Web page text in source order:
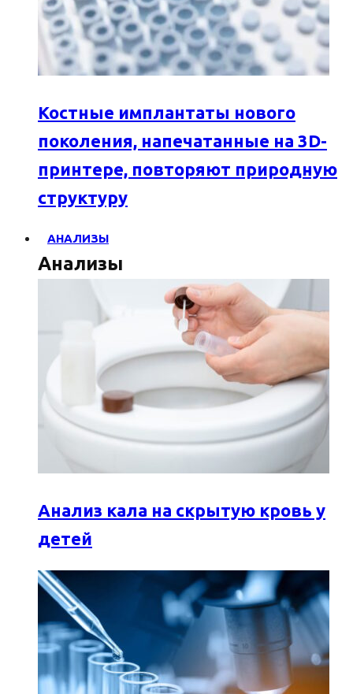
Костные имплантаты нового
поколения, напечатанные на 3D-
принтере, повторяют природную
структуру
АНАЛИЗЫ
Анализы
Анализ кала на скрытую кровь у
детей